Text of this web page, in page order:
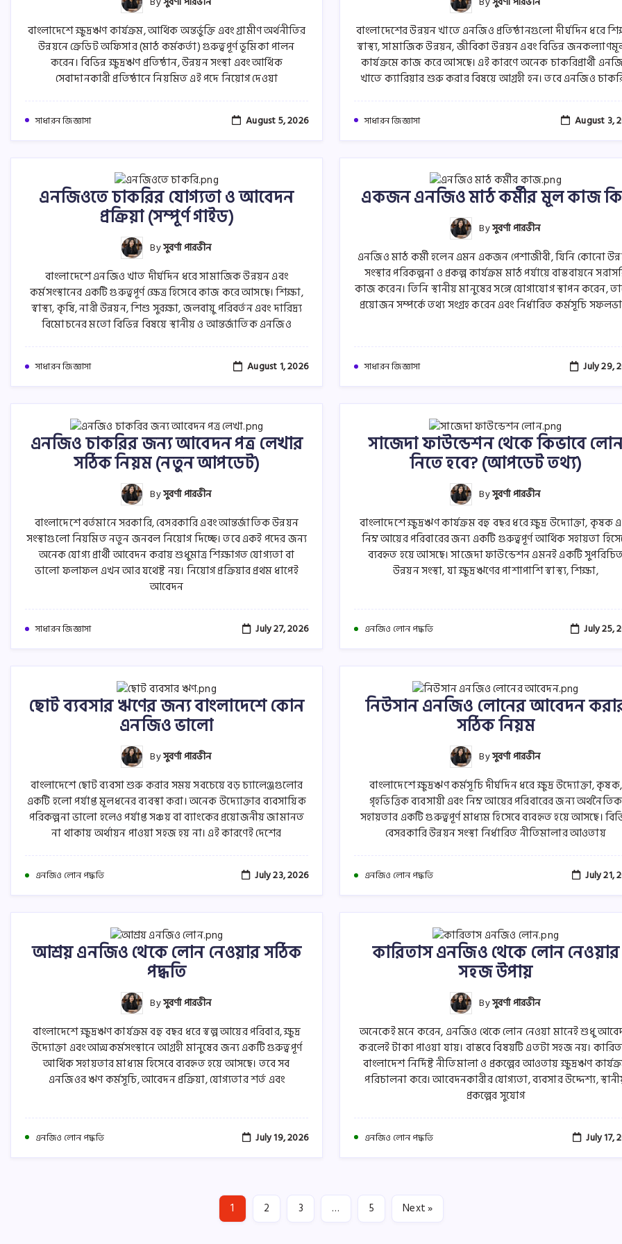
বাংলাদেশে ক্ষুদ্রঋণ কার্যক্রম, আর্থিক অন্তর্ভুক্তি এবং গ্রামীণ অর্থনীতির
উন্নয়নে ক্রেডিট অফিসার (মাঠ কর্মকর্তা) গুরুত্বপূর্ণ ভূমিকা পালন
করেন। বিভিন্ন ক্ষুদ্রঋণ প্রতিষ্ঠান, উন্নয়ন সংস্থা এবং আর্থিক
সেবাদানকারী প্রতিষ্ঠানে নিয়মিত এই পদে নিয়োগ দেওয়া
সাধারন জিজ্ঞাসা August 5, 2026
বাংলাদেশের উন্নয়ন খাতে এনজিও প্রতিষ্ঠানগুলো দীর্ঘদিন ধরে
স্বাস্থ্য, সামাজিক উন্নয়ন, জীবিকা উন্নয়ন এবং বিভিন্ন
কার্যক্রমে কাজ করে আসছে। এই কারণে অনেক চাকরিপ্রার্থী
খাতে ক্যারিয়ার শুরু করার বিষয়ে আগ্রহী হন। তবে এনজিও
সাধারন জিজ্ঞাসা August 3,
এনজিওতে চাকরির যোগ্যতা ও আবেদন
প্রক্রিয়া (সম্পূর্ণ গাইড)
Byসুবর্ণা পারভীন
বাংলাদেশে এনজিও খাত দীর্ঘদিন ধরে সামাজিক উন্নয়ন এবং
কর্মসংস্থানের একটি গুরুত্বপূর্ণ ক্ষেত্র হিসেবে কাজ করে আসছে। শিক্ষা,
স্বাস্থ্য, কৃষি, নারী উন্নয়ন, শিশু সুরক্ষা, জলবায়ু পরিবর্তন এবং দারিদ্র্য
বিমোচনের মতো বিভিন্ন বিষয়ে স্থানীয় ও আন্তর্জাতিক এনজিও
সাধারন জিজ্ঞাসা August 1, 2026
একজন এনজিও মাঠ কর্মীর মূল কাজ
Byসুবর্ণা পারভীন
এনজিও মাঠ কর্মী হলেন এমন একজন পেশাজীবী, যিনি কোনো
সংস্থার পরিকল্পনা ও প্রকল্প কার্যক্রম মাঠ পর্যায়ে বাস্তবায়নে
কাজ করেন। তিনি স্থানীয় মানুষের সঙ্গে যোগাযোগ স্থাপন করেন,
প্রয়োজন সম্পর্কে তথ্য সংগ্রহ করেন এবং নির্ধারিত কর্মসূচি
সাধারন জিজ্ঞাসা July 29,
এনজিও চাকরির জন্য আবেদন পত্র লেখার
সঠিক নিয়ম (নতুন আপডেট)
Byসুবর্ণা পারভীন
বাংলাদেশে বর্তমানে সরকারি, বেসরকারি এবং আন্তর্জাতিক উন্নয়ন
সংস্থাগুলো নিয়মিত নতুন জনবল নিয়োগ দিচ্ছে। তবে একই পদের জন্য
অনেক যোগ্য প্রার্থী আবেদন করায় শুধুমাত্র শিক্ষাগত যোগ্যতা বা
ভালো ফলাফল এখন আর যথেষ্ট নয়। নিয়োগ প্রক্রিয়ার প্রথম ধাপেই
আবেদন
সাধারন জিজ্ঞাসা July 27, 2026
সাজেদা ফাউন্ডেশন থেকে কিভাবে
নিতে হবে? (আপডেট তথ্য)
Byসুবর্ণা পারভীন
বাংলাদেশে ক্ষুদ্রঋণ কার্যক্রম বহু বছর ধরে ক্ষুদ্র উদ্যোক্তা, কৃষক
নিম্ন আয়ের পরিবারের জন্য একটি গুরুত্বপূর্ণ আর্থিক সহায়তা
ব্যবহৃত হয়ে আসছে। সাজেদা ফাউন্ডেশন এমনই একটি
উন্নয়ন সংস্থা, যা ক্ষুদ্রঋণের পাশাপাশি স্বাস্থ্য, শিক্ষা,
এনজিও লোন পদ্ধতি July 25,
ছোট ব্যবসার ঋণের জন্য বাংলাদেশে কোন
এনজিও ভালো
Byসুবর্ণা পারভীন
বাংলাদেশে ছোট ব্যবসা শুরু করার সময় সবচেয়ে বড় চ্যালেঞ্জগুলোর
একটি হলো পর্যাপ্ত মূলধনের ব্যবস্থা করা। অনেক উদ্যোক্তার ব্যবসায়িক
পরিকল্পনা ভালো হলেও পর্যাপ্ত সঞ্চয় বা ব্যাংকের প্রয়োজনীয় জামানত
না থাকায় অর্থায়ন পাওয়া সহজ হয় না। এই কারণেই দেশের
এনজিও লোন পদ্ধতি July 23, 2026
নিউসান এনজিও লোনের আবেদন
সঠিক নিয়ম
Byসুবর্ণা পারভীন
বাংলাদেশে ক্ষুদ্রঋণ কর্মসূচি দীর্ঘদিন ধরে ক্ষুদ্র উদ্যোক্তা, কৃষক,
গৃহভিত্তিক ব্যবসায়ী এবং নিম্ন আয়ের পরিবারের জন্য অর্থনৈতিক
সহায়তার একটি গুরুত্বপূর্ণ মাধ্যম হিসেবে ব্যবহৃত হয়ে আসছে।
বেসরকারি উন্নয়ন সংস্থা নির্ধারিত নীতিমালার আওতায়
এনজিও লোন পদ্ধতি July 21,
আশ্রয় এনজিও থেকে লোন নেওয়ার সঠিক
পদ্ধতি
Byসুবর্ণা পারভীন
বাংলাদেশে ক্ষুদ্রঋণ কার্যক্রম বহু বছর ধরে স্বল্প আয়ের পরিবার, ক্ষুদ্র
উদ্যোক্তা এবং আত্মকর্মসংস্থানে আগ্রহী মানুষের জন্য একটি গুরুত্বপূর্ণ
আর্থিক সহায়তার মাধ্যম হিসেবে ব্যবহৃত হয়ে আসছে। তবে সব
এনজিওর ঋণ কর্মসূচি, আবেদন প্রক্রিয়া, যোগ্যতার শর্ত এবং
এনজিও লোন পদ্ধতি July 19, 2026
কারিতাস এনজিও থেকে লোন নেওয়ার
সহজ উপায়
Byসুবর্ণা পারভীন
অনেকেই মনে করেন, এনজিও থেকে লোন নেওয়া মানেই শুধু
করলেই টাকা পাওয়া যায়। বাস্তবে বিষয়টি এতটা সহজ নয়।
বাংলাদেশ নির্দিষ্ট নীতিমালা ও প্রকল্পের আওতায় ক্ষুদ্রঋণ
পরিচালনা করে। আবেদনকারীর যোগ্যতা, ব্যবসার উদ্দেশ্য,
প্রকল্পের সুযোগ
এনজিও লোন পদ্ধতি July 17,
1 2 3 … 5 Next »